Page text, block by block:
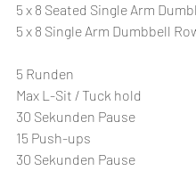
5 x 8 Seated Single Arm
5 x 8 Single Arm Dumbbell
5 Runden
Max L-Sit / Tuck hold
30 Sekunden Pause
15 Push-ups
30 Sekunden Pause